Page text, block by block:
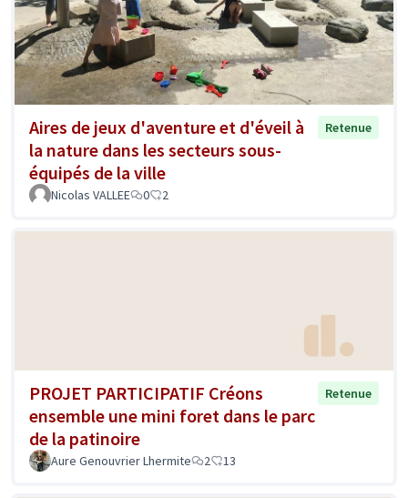
Aires de jeux d'aventure et d'éveil à
la nature dans les secteurs sous-
équipés de la ville
Retenue
Nicolas VALLEE 0 2
PROJET PARTICIPATIF Créons
ensemble une mini foret dans le parc
de la patinoire
Retenue
Aure Genouvrier Lhermite 2 13